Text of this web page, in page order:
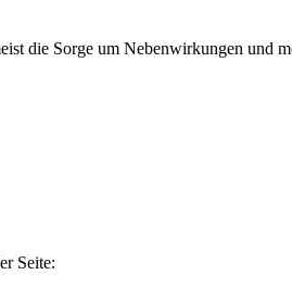
die Sorge um Nebenwirkungen und
Seite: